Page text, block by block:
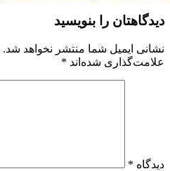
دیدگاهتان را بنویسید
نشانی ایمیل شما منتشر نخواهد شد.
علامت‌گذاری شده‌اند *
دیدگاه *